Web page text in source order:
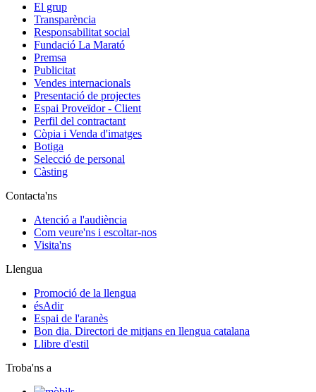
El grup
Transparència
Responsabilitat social
Fundació La Marató
Premsa
Publicitat
Vendes internacionals
Presentació de projectes
Espai Proveïdor - Client
Perfil del contractant
Còpia i Venda d'imatges
Botiga
Selecció de personal
Càsting
Contacta'ns
Atenció a l'audiència
Com veure'ns i escoltar-nos
Visita'ns
Llengua
Promoció de la llengua
ésAdir
Espai de l'aranès
Bon dia. Directori de mitjans en llengua catalana
Llibre d'estil
Troba'ns a